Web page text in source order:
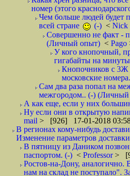
номер (этого
Чем больше людей будет
всей стране
(-) < Nick
Совершенно не факт -
(Личный опыт) < Pago
У кого кнопочный,
гигабайты на
Кнопочников с 3Ж
московские
Сам два раза попал на
межгородом.. (-)
А как еще, если у них
Ну если они в открытую
mail > [926] 17-01-2018
В регионах кому-нибудь
Изменение параметров
В пятницу из Даником
паспортом. (-) < Professor>
Ростов-на-Дону,
нам на склад не поступало".